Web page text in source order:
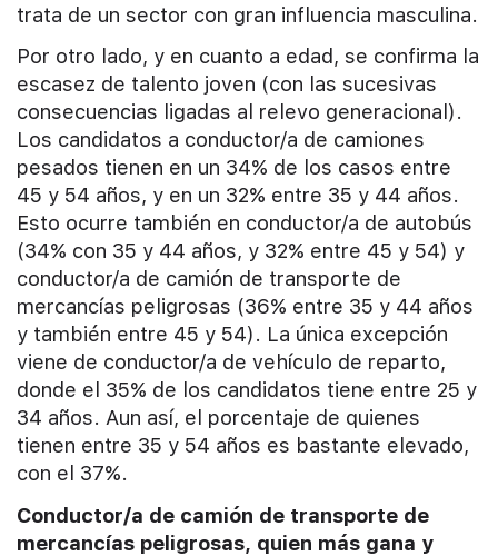
trata de un sector con gran influencia masculina.
Por otro lado, y en cuanto a edad, se confirma la
escasez de talento joven (con las sucesivas
consecuencias ligadas al relevo generacional).
Los candidatos a conductor/a de camiones
pesados tienen en un 34% de los casos entre
45 y 54 años, y en un 32% entre 35 y 44 años.
Esto ocurre también en conductor/a de autobús
(34% con 35 y 44 años, y 32% entre 45 y 54) y
conductor/a de camión de transporte de
mercancías peligrosas (36% entre 35 y 44 años
y también entre 45 y 54). La única excepción
viene de conductor/a de vehículo de reparto,
donde el 35% de los candidatos tiene entre 25 y
34 años. Aun así, el porcentaje de quienes
tienen entre 35 y 54 años es bastante elevado,
con el 37%.
Conductor/a de camión de transporte de
mercancías peligrosas, quien más gana y